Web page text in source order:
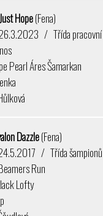
Hope(Fena)
/ Třída pracovní
Pearl Áres Šamarkan
Dazzle(Fena)
/ Třída šampionů
Run
Lofty